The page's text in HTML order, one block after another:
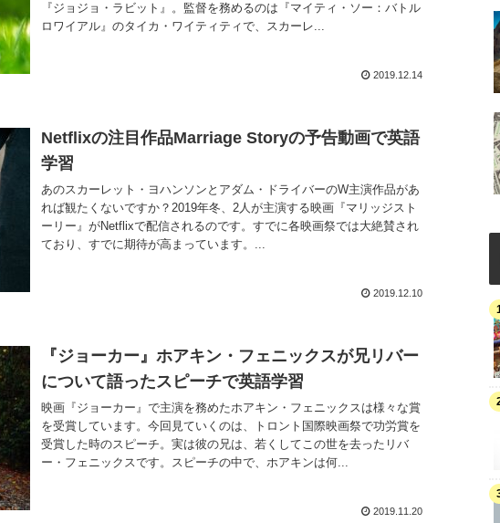
『ジョジョ・ラビット』。監督を務めるのは『マイティ・ソー：バトル
ロワイアル』のタイカ・ワイティティで、スカーレ...
2019.12.14
Netflixの注目作品Marriage Storyの予告動画で英語
学習
あのスカーレット・ヨハンソンとアダム・ドライバーのW主演作品があ
れば観たくないですか？2019年冬、2人が主演する映画『マリッジスト
ーリー』がNetflixで配信されるのです。すでに各映画祭では大絶賛され
ており、すでに期待が高まっています。...
2019.12.10
『ジョーカー』ホアキン・フェニックスが兄リバー
について語ったスピーチで英語学習
映画『ジョーカー』で主演を務めたホアキン・フェニックスは様々な賞
を受賞しています。今回見ていくのは、トロント国際映画祭で功労賞を
受賞した時のスピーチ。実は彼の兄は、若くしてこの世を去ったリバ
ー・フェニックスです。スピーチの中で、ホアキンは何...
2019.11.20